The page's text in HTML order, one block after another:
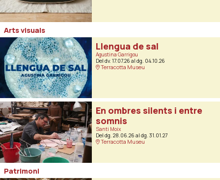
Arts visuals
Llengua de sal
Agustina Garrigou
Del dv. 17.07.26 al dg. 04.10.26
Terracotta Museu
En ombres silents i entre
somnis
Santi Moix
Del dg. 28.06.26 al dg. 31.01.27
Terracotta Museu
Patrimoni